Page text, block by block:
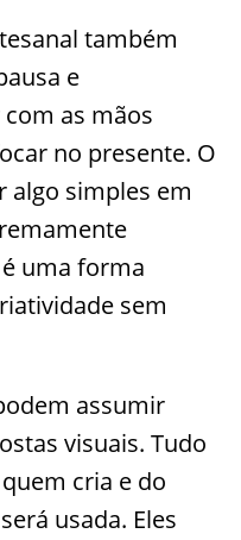
também
e
as mãos
no presente. O
algo simples em
uma forma
sem
assumir
visuais. Tudo
cria e do
usada. Eles